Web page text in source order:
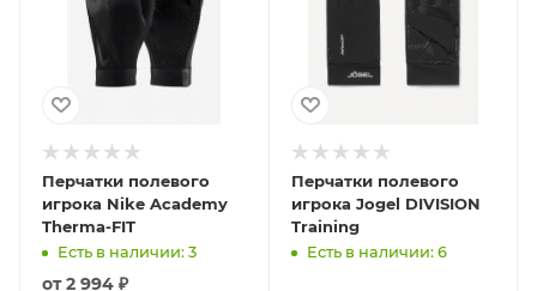
Перчатки полевого
игрока Nike Academy
Therma-FIT
Есть в наличии: 3
от2 994 ₽
Перчатки полевого
игрока Jogel DIVISION
Training
Есть в наличии: 6